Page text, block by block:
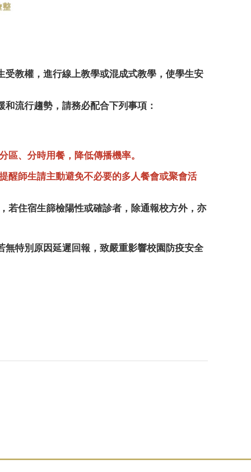
教權，進行線上教學或混成式教學，使學生安
和流行趨勢，請務必配合下列事項：
區、分時用餐，降低傳播機率。
醒師生請主動避免不必要的多人餐會或聚會活
若住宿生篩檢陽性或確診者，除通報校方外，亦
特別原因延遲回報，致嚴重影響校園防疫安全